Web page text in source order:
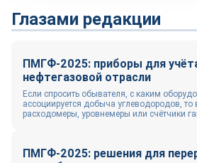
Глазами редакции
ПМГФ-2025: приборы для
нефтегазовой отрасли
Если спросить обывателя, с каким
ассоциируется добыча углеводородов, то
расходомеры, уровнемеры или счётчики
ПМГФ-2025: решения для